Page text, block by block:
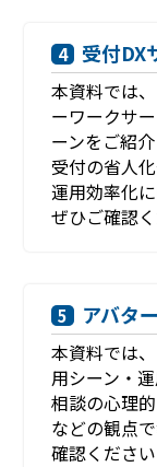
4 受付DX
本資料では
ーワークサ
ーンをご紹介
受付の省人
運用効率化
ぜひご確認く
5 アバタ
本資料では
用シーン・
相談の心理
などの観点
確認ください